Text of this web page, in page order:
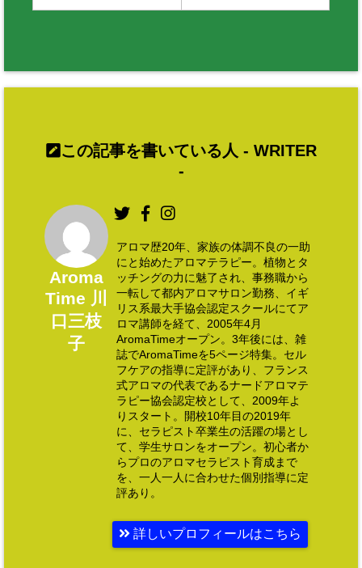
この記事を書いている人 - WRITER
-
Aroma
Time 川
口三枝
子
アロマ歴20年、家族の体調不良の一助
にと始めたアロマテラピー。植物とタ
ッチングの力に魅了され、事務職から
一転して都内アロマサロン勤務、イギ
リス系最大手協会認定スクールにてア
ロマ講師を経て、2005年4月
AromaTimeオープン。3年後には、雑
誌でAromaTimeを5ページ特集。セル
フケアの指導に定評があり、フランス
式アロマの代表であるナードアロマテ
ラピー協会認定校として、2009年よ
りスタート。開校10年目の2019年
に、セラピスト卒業生の活躍の場とし
て、学生サロンをオープン。初心者か
らプロのアロマセラピスト育成まで
を、一人一人に合わせた個別指導に定
評あり。
詳しいプロフィールはこちら